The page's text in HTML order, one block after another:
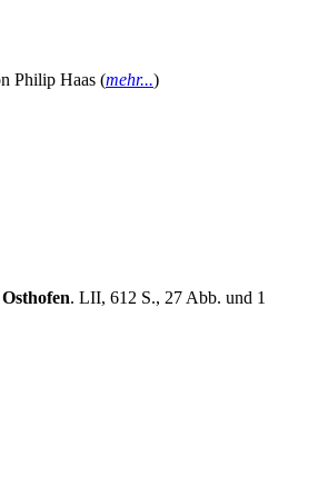
Philip Haas (mehr...)
. LII, 612 S., 27 Abb. und 1